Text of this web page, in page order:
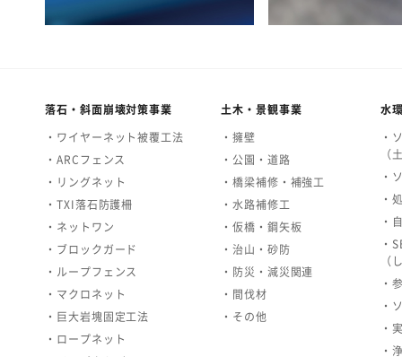
落石・斜面崩壊対策事業
・ワイヤーネット被覆工法
・ARCフェンス
・リングネット
・TXI落石防護柵
・ネットワン
・ブロックガード
・ループフェンス
・マクロネット
・巨大岩塊固定工法
・ロープネット
土木・景観事業
・擁壁
・公園・道路
・橋梁補修・補強工
・水路補修工
・仮橋・鋼矢板
・治山・砂防
・防災・減災関連
・間伐材
・その他
水
・
（
・
・
・
・
（
・
・
・
・